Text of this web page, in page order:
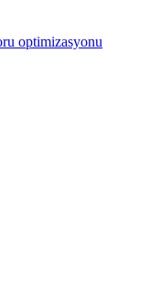
optimizasyonu